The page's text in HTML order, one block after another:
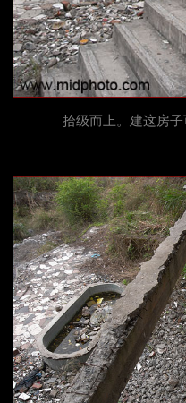
拾级而上。建这房